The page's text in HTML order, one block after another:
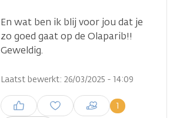
En wat ben ik blij voor jou dat je
zo goed gaat op de Olaparib!!
Geweldig.
Laatst bewerkt: 26/03/2025 - 14:09
1
Inloggen om een reactie te
plaatsen